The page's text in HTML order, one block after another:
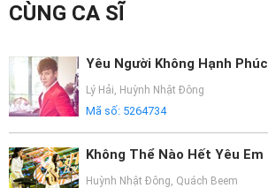
Funring
Nghiệp
CÙNG CA SĨ
Yêu Người Không Hạnh Phúc
Lý Hải, Huỳnh Nhật Đông
Mã số: 5264734
Không Thể Nào Hết Yêu Em
Huỳnh Nhật Đông, Quách Beem